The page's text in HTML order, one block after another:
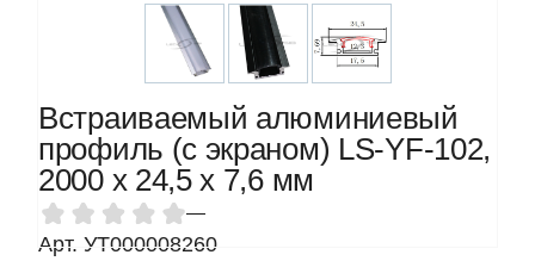
Встраиваемый алюминиевый
профиль (с экраном) LS-YF-102,
2000 х 24,5 х 7,6 мм
—
Арт. УТ000008260